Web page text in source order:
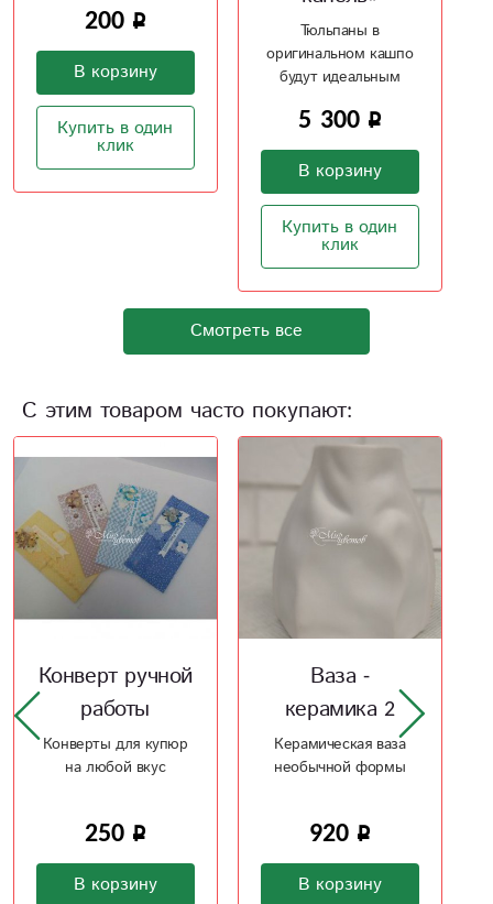
Тюльпаны в
оригинальном кашпо
будут идеальным
подарком
5 300
В корзину
200
В корзину
Купить в один
клик
Смотреть все
С этим товаром часто покупают:
Ваза -
керамика 2
Керамическая ваза
необычной формы
920
В корзину
Ваза
Жемчужная
мечта 2
Жемчужного цвета
2 100